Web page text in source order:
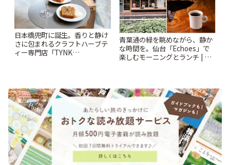
日本橋兜町に誕生。香りと静け
さに包まれるクラフトハーブテ
ィー専門店「TYNK
青葉通の緑を眺めながら、静か
な時間を。仙台「Echoes」で
楽しむモーニングとランチ | こ